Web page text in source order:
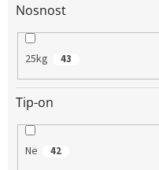
Nosnost
25kg 43
Tip-on
Ne 42